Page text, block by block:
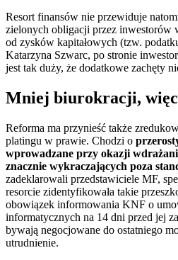
Resort finansów nie przewiduje
zielonych obligacji przez inwestorów
od zysków kapitałowych (tzw.
Katarzyna Szwarc, po stronie
jest tak duży, że dodatkowe zachęty
Mniej biurokracji,
Reforma ma przynieść także
platingu w prawie. Chodzi o
wprowadzane przy okazji
znacznie wykraczających poza
zadeklarowali przedstawiciele MF,
resorcie zidentyfikowała takie
obowiązek informowania KNF o
informatycznych na 14 dni przed jej
bywają negocjowane do ostatniego
utrudnienie.